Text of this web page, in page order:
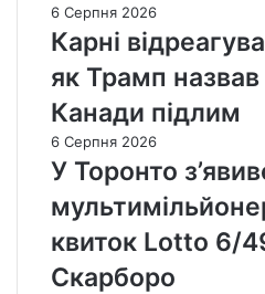
6 Серпня 2026
Карні
як Трамп назвав
Канади підлим
6 Серпня 2026
У Торонто
квиток Lotto 6/
Скарборо